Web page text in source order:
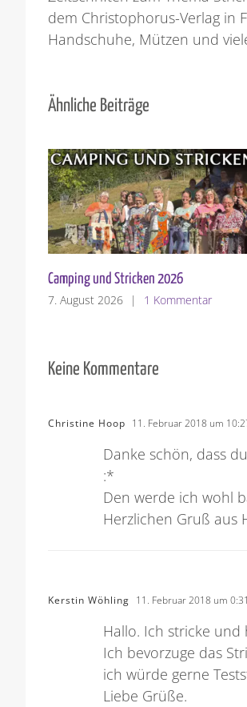
dem Christophorus-Verlag in
Handschuhe, Mützen und
Ähnliche Beiträge
Sattelschulter gestrickt
31. Juli 2026 | 0 Kommentare
Keine Kommentare
Christine Hoop 11. Februar 2018 um
Danke schön, dass
:*
Den werde ich wohl
Herzlichen Gruß aus
Kerstin Wöhling 11. Februar 2018 um
Hallo. Ich stricke und
Ich bevorzuge das
ich würde gerne
Liebe Grüße.